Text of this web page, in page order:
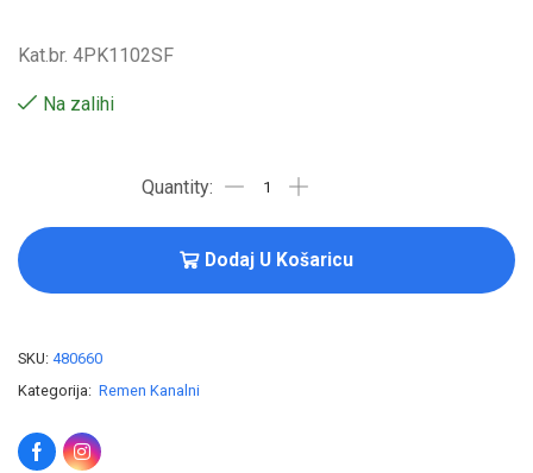
Kat.br. 4PK1102SF
Na zalihi
Dodaj U Košaricu
SKU: 480660
Kategorija: Remen Kanalni